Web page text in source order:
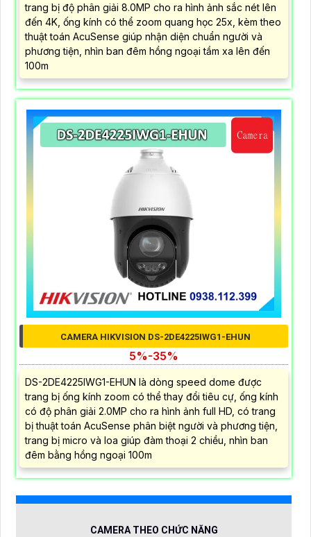
trang bị độ phân giải 8.0MP cho ra hình ảnh sắc nét lên
đến 4K, ống kính có thể zoom quang học 25x, kèm theo
thuật toán AcuSense giúp nhận diện chuẩn người và
phương tiện, nhìn ban đêm hồng ngoại tầm xa lên đến
100m
CAMERA HIKVISION DS-2DE4225IWG1-EHUN
5%-35%
DS-2DE4225IWG1-EHUN là dòng speed dome được
trang bị ống kính zoom có thể thay đổi tiêu cự, ống kính
có độ phân giải 2.0MP cho ra hình ảnh full HD, có trang
bị thuật toán AcuSense phân biệt người và phương tiện,
trang bị micro và loa giúp đàm thoại 2 chiều, nhìn ban
đêm bằng hồng ngoại 100m
CAMERA THEO CHỨC NĂNG